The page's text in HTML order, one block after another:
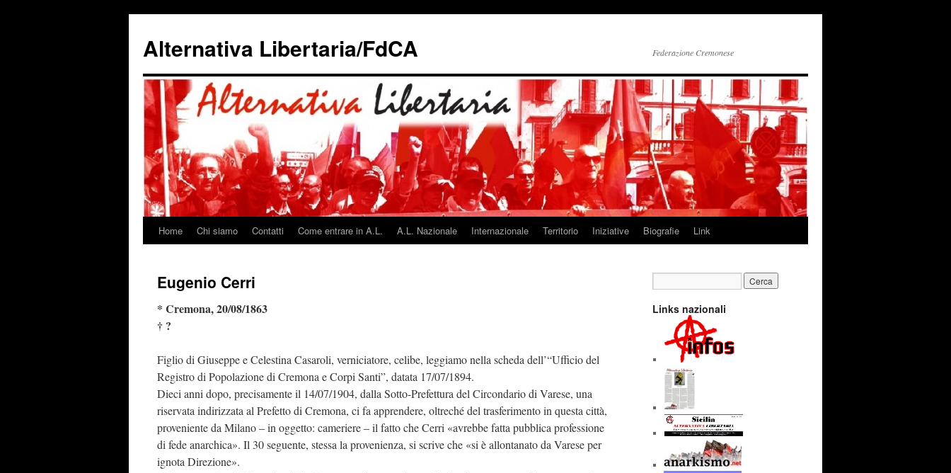
Alternativa Libertaria/FdCA Federazione Cremonese
Vai
contenuto
Home Chi siamo Contatti Come entrare in A.L. A.L. Nazionale Internazionale Territorio Iniziative Biografie Link
Eugenio Cerri
* Cremona, 20/08/1863
† ?
Figlio di Giuseppe e Celestina Casaroli, verniciatore, celibe, leggiamo nella scheda dell’“Ufficio del
Registro di Popolazione di Cremona e Corpi Santi”, datata 17/07/1894.
Dieci anni dopo, precisamente il 14/07/1904, dalla Sotto-Prefettura del Circondario di Varese, una
riservata indirizzata al Prefetto di Cremona, ci fa apprendere, oltreché del trasferimento in questa città,
proveniente da Milano – in oggetto: cameriere – il fatto che Cerri «avrebbe fatta pubblica professione
di fede anarchica». Il 30 seguente, stessa la provenienza, si scrive che «si è allontanato da Varese per
ignota Direzione».
Links nazionali